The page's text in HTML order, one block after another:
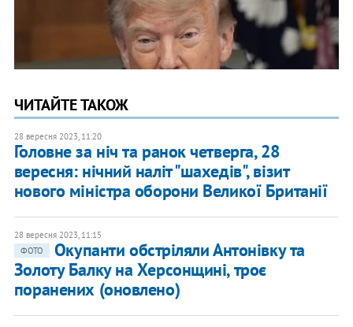
ЧИТАЙТЕ ТАКОЖ
28 вересня 2023, 11:20
Головне за ніч та ранок четверга, 28
вересня: нічний наліт "шахедів", візит
нового міністра оборони Великої Британії
28 вересня 2023, 11:15
ФОТО
Окупанти обстріляли Антонівку та
Золоту Балку на Херсонщині, троє
поранених (оновлено)